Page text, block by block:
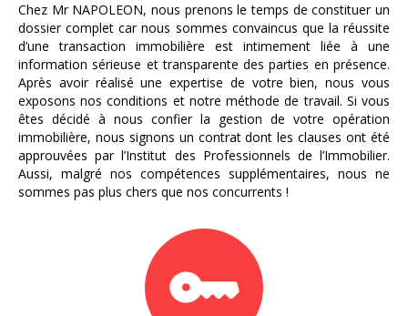
Chez Mr NAPOLEON, nous prenons le temps de constituer un
dossier complet car nous sommes convaincus que la réussite
d’une transaction immobilière est intimement liée à une
information sérieuse et transparente des parties en présence.
Après avoir réalisé une expertise de votre bien, nous vous
exposons nos conditions et notre méthode de travail. Si vous
êtes décidé à nous confier la gestion de votre opération
immobilière, nous signons un contrat dont les clauses ont été
approuvées par l’Institut des Professionnels de l’Immobilier.
Aussi, malgré nos compétences supplémentaires, nous ne
sommes pas plus chers que nos concurrents !